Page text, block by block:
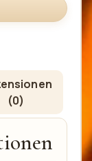
(0)